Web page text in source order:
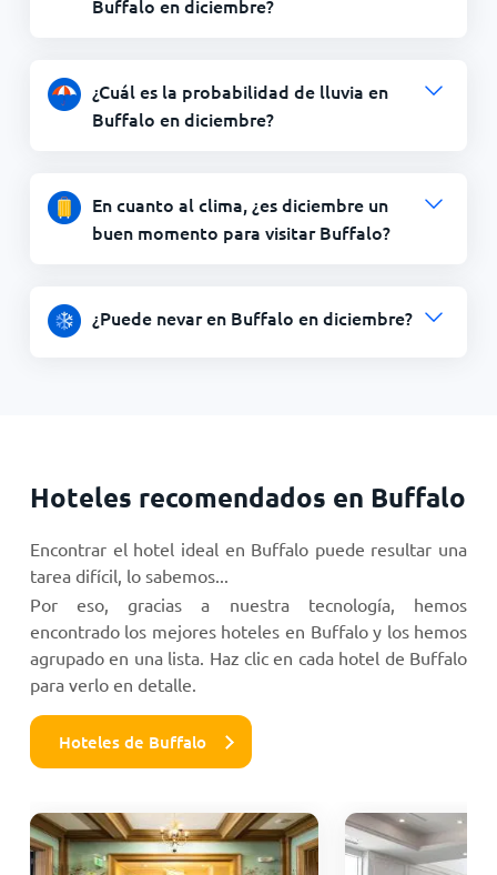
Buffalo en diciembre?
¿Cuál es la probabilidad de lluvia en
Buffalo en diciembre?
En cuanto al clima, ¿es diciembre un
buen momento para visitar Buffalo?
¿Puede nevar en Buffalo en diciembre?
Hoteles recomendados en Buffalo
Encontrar el hotel ideal en Buffalo puede resultar una
tarea difícil, lo sabemos...
Por eso, gracias a nuestra tecnología, hemos
encontrado los mejores hoteles en Buffalo y los hemos
agrupado en una lista. Haz clic en cada hotel de Buffalo
para verlo en detalle.
Hoteles de Buffalo